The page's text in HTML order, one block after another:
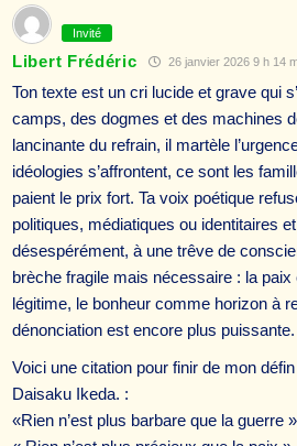
Invité
Libert Frédéric 26 janvier 2026 9 h 14
Ton texte est un cri lucide et grave qui
camps, des dogmes et des machines
lancinante du refrain, il martèle
idéologies s’affrontent, ce sont les
paient le prix fort. Ta voix poétique
politiques, médiatiques ou identitaires
désespérément, à une trêve de
brèche fragile mais nécessaire : la
légitime, le bonheur comme horizon à
dénonciation est encore plus puissante.
Voici une citation pour finir de mon
Daisaku Ikeda. :
«Rien n’est plus barbare que la guerre »